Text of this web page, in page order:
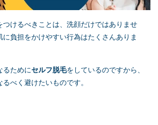
つけるべきことは、洗顔だけではありませ
に負担をかけやすい行為はたくさんありま
るためにセルフ脱毛をしているのですから、
べく避けたいものです。